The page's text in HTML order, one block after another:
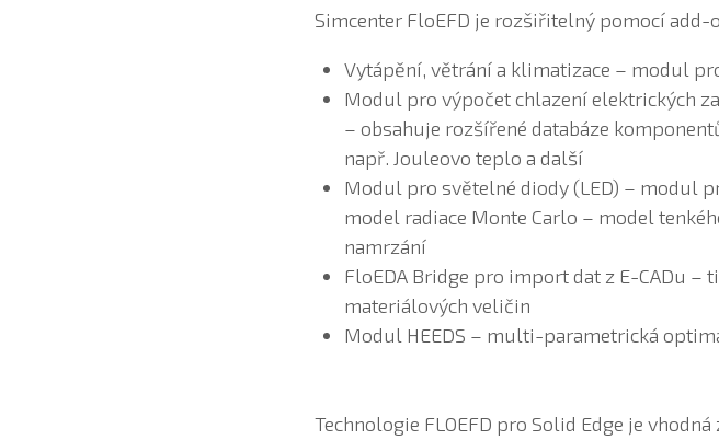
Simcenter FloEFD je rozšiřitelný pomocí
Vytápění, větrání a klimatizace – modul
Modul pro výpočet chlazení elektrických
– obsahuje rozšířené databáze
např. Jouleovo teplo a další
Modul pro světelné diody (LED) – modul
model radiace Monte Carlo – model
namrzání
FloEDA Bridge pro import dat z E-CADu –
materiálových veličin
Modul HEEDS – multi-parametrická
Technologie FLOEFD pro Solid Edge je